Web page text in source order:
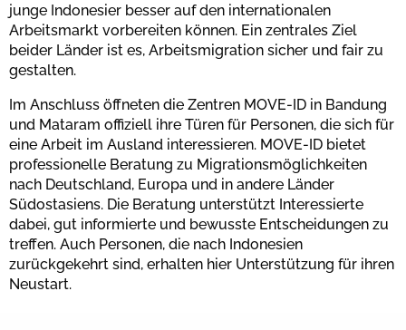
junge Indonesier besser auf den internationalen
Arbeitsmarkt vorbereiten können. Ein zentrales Ziel
beider Länder ist es, Arbeitsmigration sicher und fair zu
gestalten.
Im Anschluss öffneten die Zentren MOVE-ID in Bandung
und Mataram offiziell ihre Türen für Personen, die sich für
eine Arbeit im Ausland interessieren. MOVE-ID bietet
professionelle Beratung zu Migrationsmöglichkeiten
nach Deutschland, Europa und in andere Länder
Südostasiens. Die Beratung unterstützt Interessierte
dabei, gut informierte und bewusste Entscheidungen zu
treffen. Auch Personen, die nach Indonesien
zurückgekehrt sind, erhalten hier Unterstützung für ihren
Neustart.